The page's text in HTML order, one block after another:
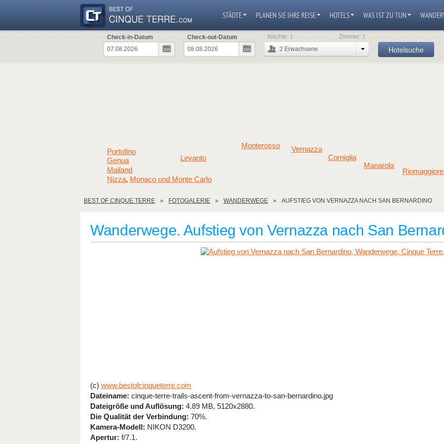
STÄDTE PLANEN SIE IHRE REISE HOTELS WAS IST ZU TUN
Check-in-Datum
Check-out-Datum
2 Erwachsene
Nächte: 1 Zimmer: 1
Hotelsuche
Levanto
Monterosso
Vernazza
Corniglia
Manarola
Riomaggiore
Genua
Mailand
Nizza, Monaco und Monte Carlo
Portofino
BEST OF CINQUE TERRE FOTOGALERIE WANDERWEGE AUFSTIEG VON VERNAZZA NACH SAN BERNARDINO
Wanderwege. Aufstieg von Vernazza nach San
(c) www.bestofcinqueterre.com
Dateiname: cinque-terre-trails-ascent-from-vernazza-to-san-bernardino.jpg
Dateigröße und Auflösung: 4.89 MB, 5120x2880.
Die Qualität der Verbindung: 70%.
Kamera-Modell: NIKON D3200.
Apertur: f/7.1.